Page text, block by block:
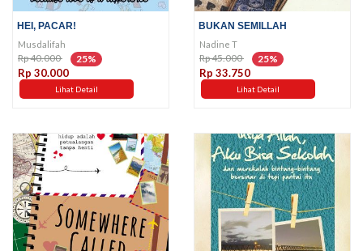
HEI, PACAR!
Musdalifah
Rp 40.000 25%
Rp 30.000
Lihat Detail
BUKAN SEMILLAH
Nadine T
Rp 45.000 25%
Rp 33.750
Lihat Detail